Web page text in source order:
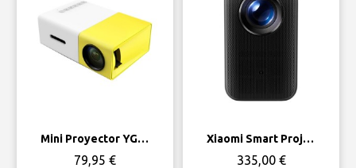
Vista rápida Mini Proyector YG300
79,95 €
Vista rápida Xiaomi Smart Projector L1 Pro FHD 2GB/16GB Google TV
335,00 €